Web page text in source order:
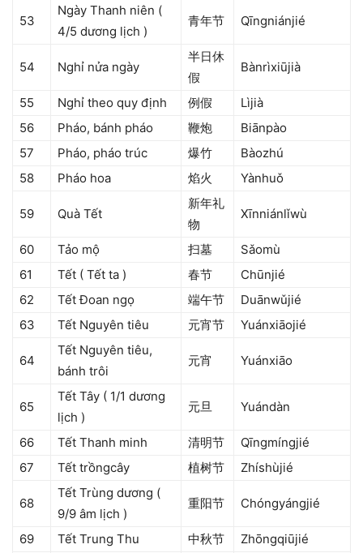
53
Ngày Thanh niên (
4/5 dương lịch )
青年节 Qīngniánjié
54 Nghỉ nửa ngày
半日休
假
Bànrìxiūjià
55 Nghỉ theo quy định 例假
Lìjià
56
Pháo, bánh pháo 鞭炮
Biānpào
57
Pháo, pháo trúc 爆竹
Bàozhú
58
Pháo hoa 焰火 Yànhuǒ
59 Quà Tết
新年礼
物
Xīnniánlǐwù
60 Tảo mộ 扫墓
Sǎomù
61
Tết ( Tết ta ) 春节
Chūnjié
62
Tết Đoan ngọ 端午节
Duānwǔjié
63
Tết Nguyên tiêu 元宵节 Yuánxiāojié
64
Tết Nguyên tiêu,
bánh trôi
元宵 Yuánxiāo
65
Tết Tây ( 1/1 dương
lịch )
元旦 Yuándàn
66 Tết Thanh minh 清明节
Qīngmíngjié
67
Tết trồngcây 植树节 Zhíshùjié
68
Tết Trùng dương (
9/9 âm lịch )
重阳节 Chóngyángjié
69 Tết Trung Thu 中秋节
Zhōngqiūjié